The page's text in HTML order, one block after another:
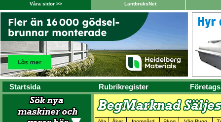
Våra sidor >> LantbruksNet
Startsida Rubrikregister